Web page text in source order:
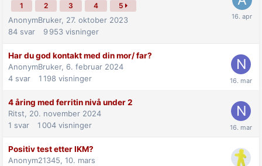
1 2 3 4 5
AnonymBruker, 27. oktober 2023
84 svar 9 953 visninger
Har du god kontakt med din mor/ far?
AnonymBruker, 6. februar 2024
4 svar 1 198 visninger
4 åring med ferritin nivå under 2
Ritst, 20. november 2024
1 svar 1 004 visninger
Positiv test etter IKM?
Anonym21345, 10. mars